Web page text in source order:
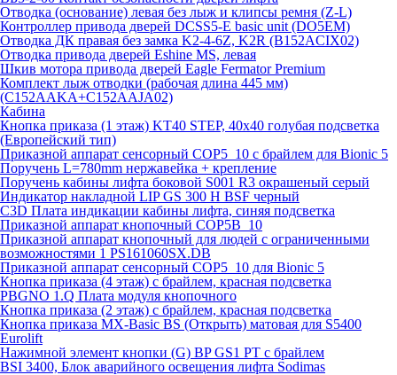
Отводка (основание) левая без лыж и клипсы ремня (Z-L)
Контроллер привода дверей DCSS5-E basic unit (DO5EM)
Отводка ДК правая без замка K2-4-6Z, K2R (B152ACIX02)
Отводка привода дверей Eshine MS, левая
Шкив мотора привода дверей Eagle Fermator Premium
Комплект лыж отводки (рабочая длина 445 мм)
(C152AAKA+C152AAJA02)
Кабина
Кнопка приказа (1 этаж) KT40 STEP, 40х40 голубая подсветка
(Европейский тип)
Приказной аппарат сенсорный COP5_10 с брайлем для Bionic 5
Поручень L=780mm нержавейка + крепление
Поручень кабины лифта боковой S001 R3 окрашеный серый
Индикатор накладной LIP GS 300 H BSF черный
C3D Плата индикации кабины лифта, синяя подсветка
Приказной аппарат кнопочный COP5B_10
Приказной аппарат кнопочный для людей с ограниченными
возможностями 1 PS161060SX.DB
Приказной аппарат сенсорный COP5_10 для Bionic 5
Кнопка приказа (4 этаж) с брайлем, красная подсветка
PBGNO 1.Q Плата модуля кнопочного
Кнопка приказа (2 этаж) с брайлем, красная подсветка
Кнопка приказа MX-Basic BS (Открыть) матовая для S5400
Eurolift
Нажимной элемент кнопки (G) BP GS1 PT с брайлем
BSI 3400, Блок аварийного освещения лифта Sodimas